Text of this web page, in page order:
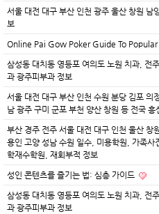
서울 대전 대구 부산 인천 광주 울산 창원 남
보
Online Pai Gow Poker Guide To
삼성동 대치동 영등포 여의도 노원 치과, 전
과 광주피부과 정보
서울 대전 대구 부산 인천 수원 분당 김포 의
남 광주 구미 군포 부천 양산 창원 등 전국 흥
부산 경주 전주 서울 대전 대구 인천 울산 창
용인 고양 성남 수원 일수, 미용학원, 가족사
학재수학원, 재회부적 정보
성인 콘텐츠를 즐기는 법: 심층 가이드
삼성동 대치동 영등포 여의도 노원 치과, 전
과 광주피부과 정보